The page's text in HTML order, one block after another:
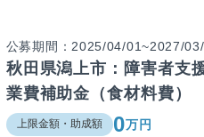
公募期間：2025/04/01~2027/03/
秋田県潟上市：障害者支
業費補助金（食材料費）
上限金額・助成額 0万円